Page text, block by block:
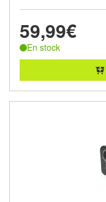
59,99€
En stock